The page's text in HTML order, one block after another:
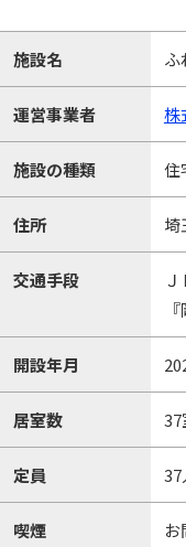
施設名 ふ
運営事業者 株
施設の種類 住
住所 埼
交通手段
開設年月
居室数 37
定員 37
喫煙